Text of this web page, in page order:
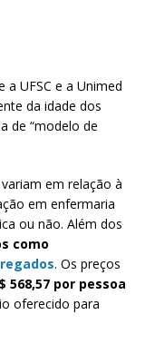
a UFSC e a Unimed
da idade dos
de “modelo de
em relação à
em enfermaria
ou não. Além dos
como
. Os preços
568,57 por pessoa
oferecido para